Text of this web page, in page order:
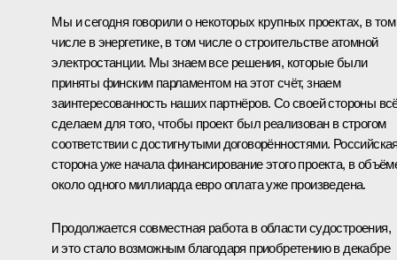
Мы и сегодня говорили о некоторых крупных проектах, в том
числе в энергетике, в том числе о строительстве атомной
электростанции. Мы знаем все решения, которые были
приняты финским парламентом на этот счёт, знаем
заинтересованность наших партнёров. Со своей стороны
сделаем для того, чтобы проект был реализован в строгом
соответствии с достигнутыми договорённостями.
сторона уже начала финансирование этого проекта, в
около одного миллиарда евро оплата уже произведена.
Продолжается совместная работа в области судостроения,
и это стало возможным благодаря приобретению в декабре